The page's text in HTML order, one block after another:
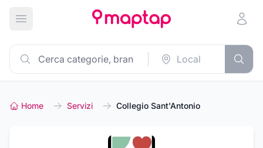
Apri menu principale
Home Servizi Collegio Sant'Antonio